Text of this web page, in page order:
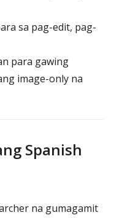
sa pag-edit, pag-
para gawing
image-only na
Spanish
na gumagamit